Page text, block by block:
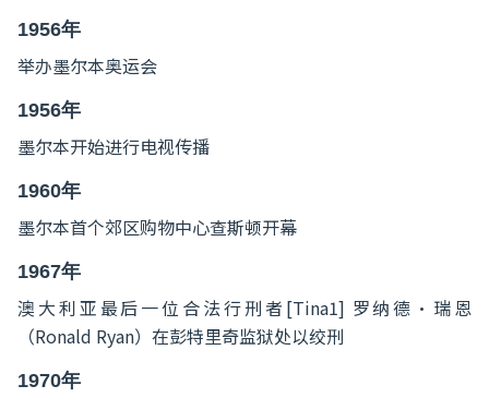
1956年
举办墨尔本奥运会
1956年
墨尔本开始进行电视传播
1960年
墨尔本首个郊区购物中心查斯顿开幕
1967年
澳大利亚最后一位合法行刑者[Tina1] 罗纳德·瑞恩
（Ronald Ryan）在彭特里奇监狱处以绞刑
1970年